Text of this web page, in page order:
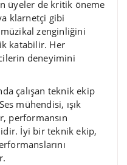
üyeler de kritik öneme
klarnetçi gibi
müzikal zenginliğini
katabilir. Her
deneyimini
çalışan teknik ekip
mühendisi, ışık
performansın
İyi bir teknik ekip,